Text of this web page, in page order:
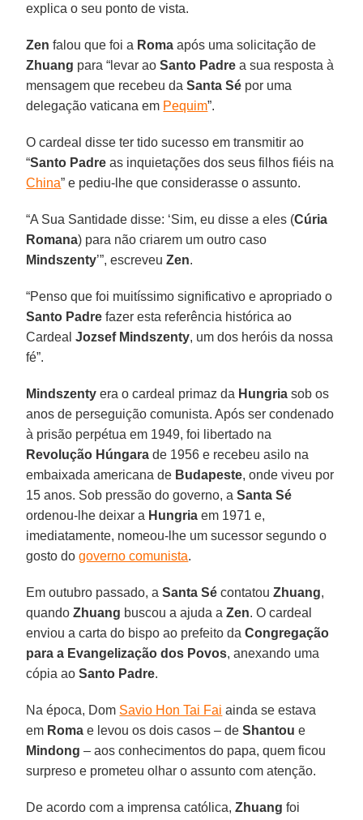
explica o seu ponto de vista.
Zen falou que foi a Roma após uma solicitação de
Zhuang para “levar ao Santo Padre a sua resposta à
mensagem que recebeu daSanta Sé por uma
delegação vaticana em Pequim”.
O cardeal disse ter tido sucesso em transmitir ao
“Santo Padre as inquietações dos seus filhos fiéis na
China” e pediu-lhe que considerasse o assunto.
“A Sua Santidade disse: ‘Sim, eu disse a eles (Cúria
Romana) para não criarem um outro caso
Mindszenty’”, escreveuZen.
“Penso que foi muitíssimo significativo e apropriado o
Santo Padre fazer esta referência histórica ao
CardealJozsef Mindszenty, um dos heróis da nossa
fé”.
Mindszenty era o cardeal primaz da Hungria sob os
anos de perseguição comunista. Após ser condenado
à prisão perpétua em 1949, foi libertado na
Revolução Húngara de 1956 e recebeu asilo na
embaixada americana de Budapeste, onde viveu por
15 anos. Sob pressão do governo, aSanta Sé
ordenou-lhe deixar a Hungria em 1971 e,
imediatamente, nomeou-lhe um sucessor segundo o
gosto dogoverno comunista.
Em outubro passado, aSanta Sé contatouZhuang,
quandoZhuang buscou a ajuda aZen. O cardeal
enviou a carta do bispo ao prefeito daCongregação
para a Evangelização dos Povos, anexando uma
cópia ao Santo Padre.
Na época, Dom Savio Hon Tai Fai ainda se estava
em Roma e levou os dois casos – de Shantou e
Mindong – aos conhecimentos do papa, quem ficou
surpreso e prometeu olhar o assunto com atenção.
De acordo com a imprensa católica,Zhuang foi